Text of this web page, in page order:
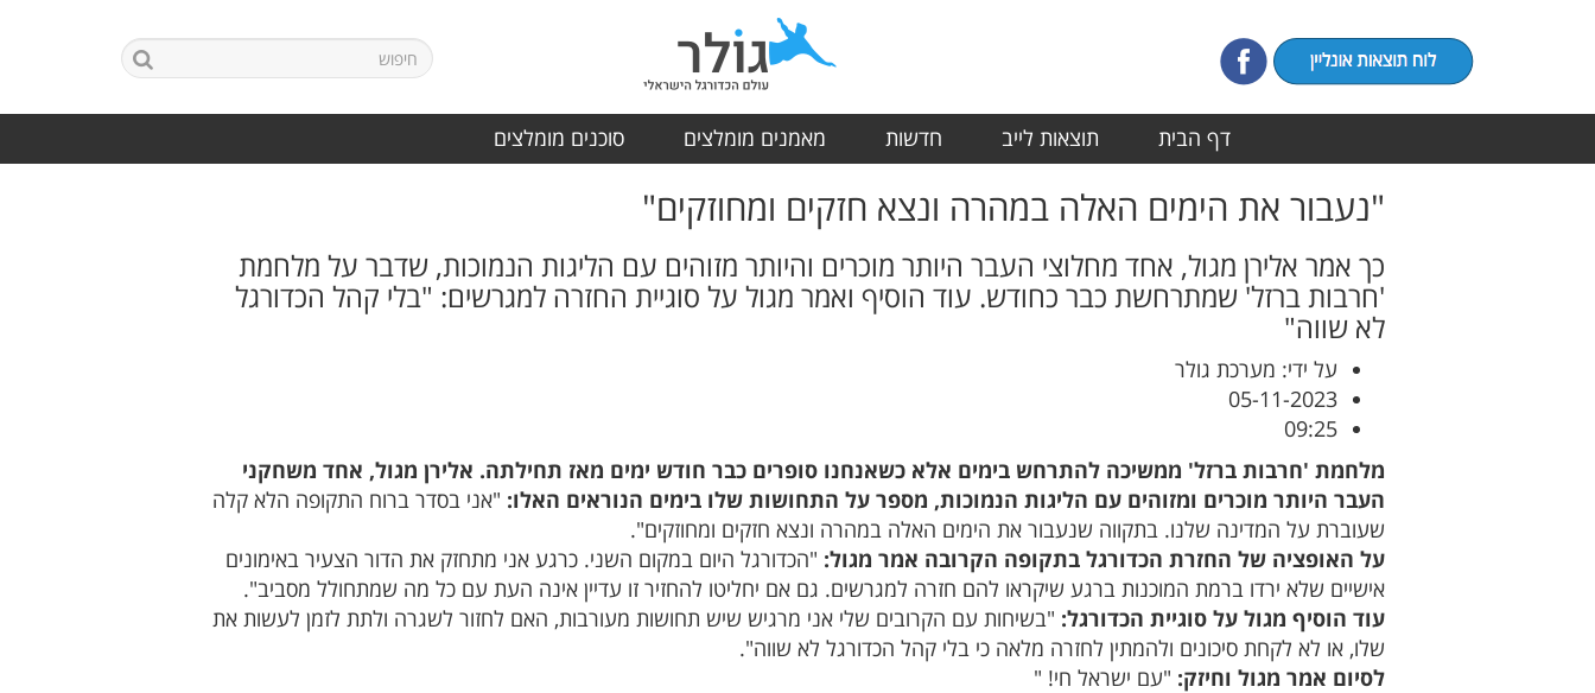
דף הבית תוצאות לייב חדשות מאמנים מומלצים סוכנים מומלצים
"נעבור את הימים האלה במהרה ונצא חזקים ומחוזקים"
כך אמר אלירן מגול, אחד מחלוצי העבר היותר מוכרים והיותר מזוהים עם הליגות הנמוכות, שדבר על מלחמת
'חרבות ברזל' שמתרחשת כבר כחודש. עוד הוסיף ואמר מגול על סוגיית החזרה למגרשים: "בלי קהל הכדורגל
לא שווה"
על ידי: מערכת גולר
05-11-2023
09:25
מלחמת 'חרבות ברזל' ממשיכה להתרחש בימים אלא כשאנחנו סופרים כבר חודש ימים מאז תחילתה. אלירן מגול, אחד משחקני
העבר היותר מוכרים ומזוהים עם הליגות הנמוכות, מספר על התחושות שלו בימים הנוראים האלו: "אני בסדר ברוח התקופה הלא קלה
שעוברת על המדינה שלנו. בתקווה שנעבור את הימים האלה במהרה ונצא חזקים ומחוזקים".
על האופציה של החזרת הכדורגל בתקופה הקרובה אמר מגול: "הכדורגל היום במקום השני. כרגע אני מתחזק את הדור הצעיר באימונים
אישיים שלא ירדו ברמת המוכנות ברגע שיקראו להם חזרה למגרשים. גם אם יחליטו להחזיר זו עדיין אינה העת עם כל מה שמתחולל מסביב".
עוד הוסיף מגול על סוגיית הכדורגל: "בשיחות עם הקרובים שלי אני מרגיש שיש תחושות מעורבות, האם לחזור לשגרה ולתת לזמן לעשות את
שלו, או לא לקחת סיכונים ולהמתין לחזרה מלאה כי בלי קהל הכדורגל לא שווה".
לסיום אמר מגול וחיזק: "עם ישראל חי! "